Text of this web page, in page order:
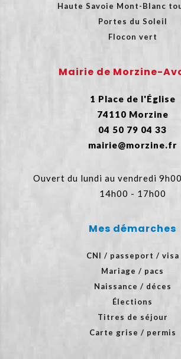
Haute Savoie Mont-Blanc
Portes du Soleil
Flocon vert
Mairie de Morzine-
1 Place de l'Église
74110 Morzine
04 50 79 04 33
mairie@morzine.fr
Ouvert du lundi au vendredi
14h00 - 17h00
Mes démarches
CNI / passeport / visa
Mariage / pacs
Naissance / déces
Élections
Titres de séjour
Carte grise / permis